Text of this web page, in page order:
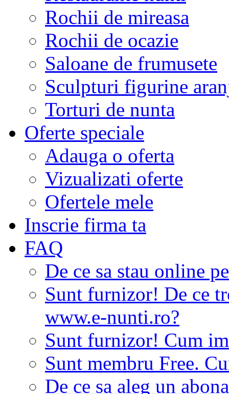
Rochii de mireasa
Rochii de ocazie
Saloane de frumusete
Sculpturi figurine
Torturi de nunta
Oferte speciale
Adauga o oferta
Vizualizati oferte
Ofertele mele
Inscrie firma ta
FAQ
De ce sa stau online
Sunt furnizor! De ce
www.e-nunti.ro?
Sunt furnizor! Cum
Sunt membru Free.
De ce sa aleg un